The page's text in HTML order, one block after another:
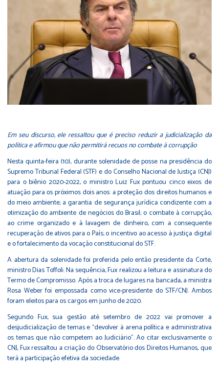
Em seu discurso, ele ressaltou que é preciso reduzir a judicialização da
política e afirmou que não permitirá recuos no combate à corrupção
Nesta quinta-feira (10), durante solenidade de posse na presidência do
Supremo Tribunal Federal (STF) e do Conselho Nacional de Justiça (CNJ)
para o biênio 2020-2022, o ministro Luiz Fux pontuou cinco eixos de
atuação para os próximos dois anos: a proteção dos direitos humanos e
do meio ambiente; a garantia de segurança jurídica condizente com a
otimização do ambiente de negócios do Brasil; o combate à corrupção,
ao crime organizado e à lavagem de dinheiro, com a consequente
recuperação de ativos para o País; o incentivo ao acesso à justiça digital
e o fortalecimento da vocação constitucional do STF.
A abertura da solenidade foi proferida pelo então presidente da Corte,
ministro Dias Toffoli. Na sequência, Fux realizou a leitura e assinatura do
Termo de Compromisso. Após a troca de lugares na bancada, a ministra
Rosa Weber foi empossada como vice-presidente do STF/CNJ. Ambos
foram eleitos para os cargos em junho de 2020.
Segundo Fux, sua gestão até setembro de 2022 vai promover a
desjudicialização de temas e “devolver à arena política e administrativa
os temas que não competem ao Judiciário”. Ao citar exclusivamente o
CNJ, Fux ressaltou a criação do Observatório dos Direitos Humanos, que
terá a participação efetiva da sociedade.